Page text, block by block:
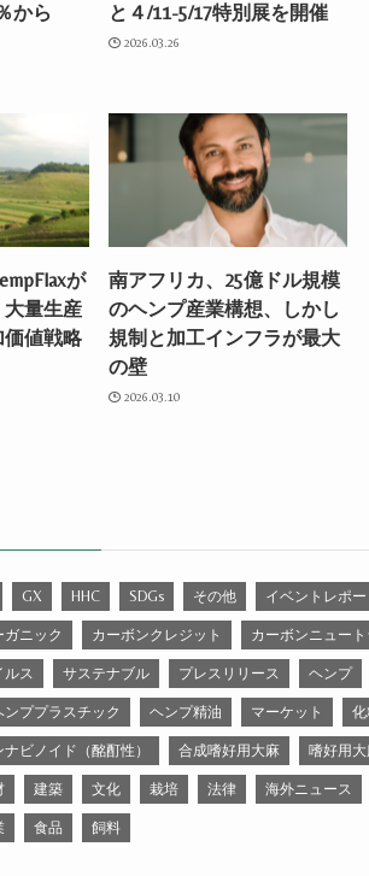
から
と４/11-5/17特別展を開催
2026.03.26
が
量生産
値戦略
南アフリカ、25億ドル規模
のヘンプ産業構想、しかし
規制と加工インフラが最大
の壁
2026.03.10
GX HHC SDGs その他 イベントレポ
ガニック カーボンクレジット カーボンニュー
ルス サステナブル プレスリリース ヘンプ
ンププラスチック ヘンプ精油 マーケット
ビノイド（酩酊性） 合成嗜好用大麻 嗜好用
建築 文化 栽培 法律 海外ニュース
食品 飼料